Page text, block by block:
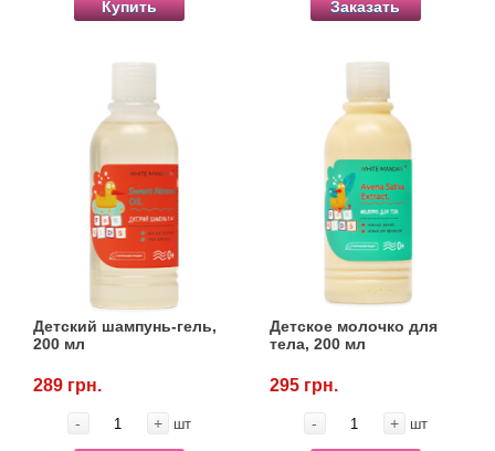
Купить Заказать
Детский шампунь-гель,
200 мл
289 грн.
- + шт
Детское молочко для
тела, 200 мл
295 грн.
- + шт